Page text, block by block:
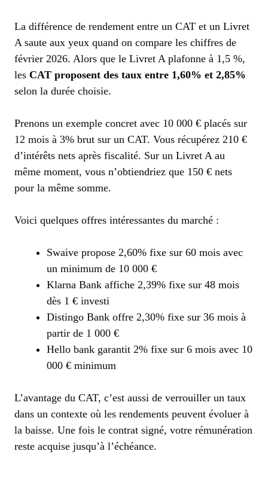
La différence de rendement entre un CAT et un Livret
A saute aux yeux quand on compare les chiffres de
février 2026. Alors que le Livret A plafonne à 1,5 %,
les CAT proposent des taux entre 1,60% et 2,85%
selon la durée choisie.
Prenons un exemple concret avec 10 000 € placés sur
12 mois à 3% brut sur un CAT. Vous récupérez 210 €
d’intérêts nets après fiscalité. Sur un Livret A au
même moment, vous n’obtiendriez que 150 € nets
pour la même somme.
Voici quelques offres intéressantes du marché :
Swaive propose 2,60% fixe sur 60 mois avec
un minimum de 10 000 €
Klarna Bank affiche 2,39% fixe sur 48 mois
dès 1 € investi
Distingo Bank offre 2,30% fixe sur 36 mois à
partir de 1 000 €
Hello bank garantit 2% fixe sur 6 mois avec 10
000 € minimum
L’avantage du CAT, c’est aussi de verrouiller un taux
dans un contexte où les rendements peuvent évoluer à
la baisse. Une fois le contrat signé, votre rémunération
reste acquise jusqu’à l’échéance.